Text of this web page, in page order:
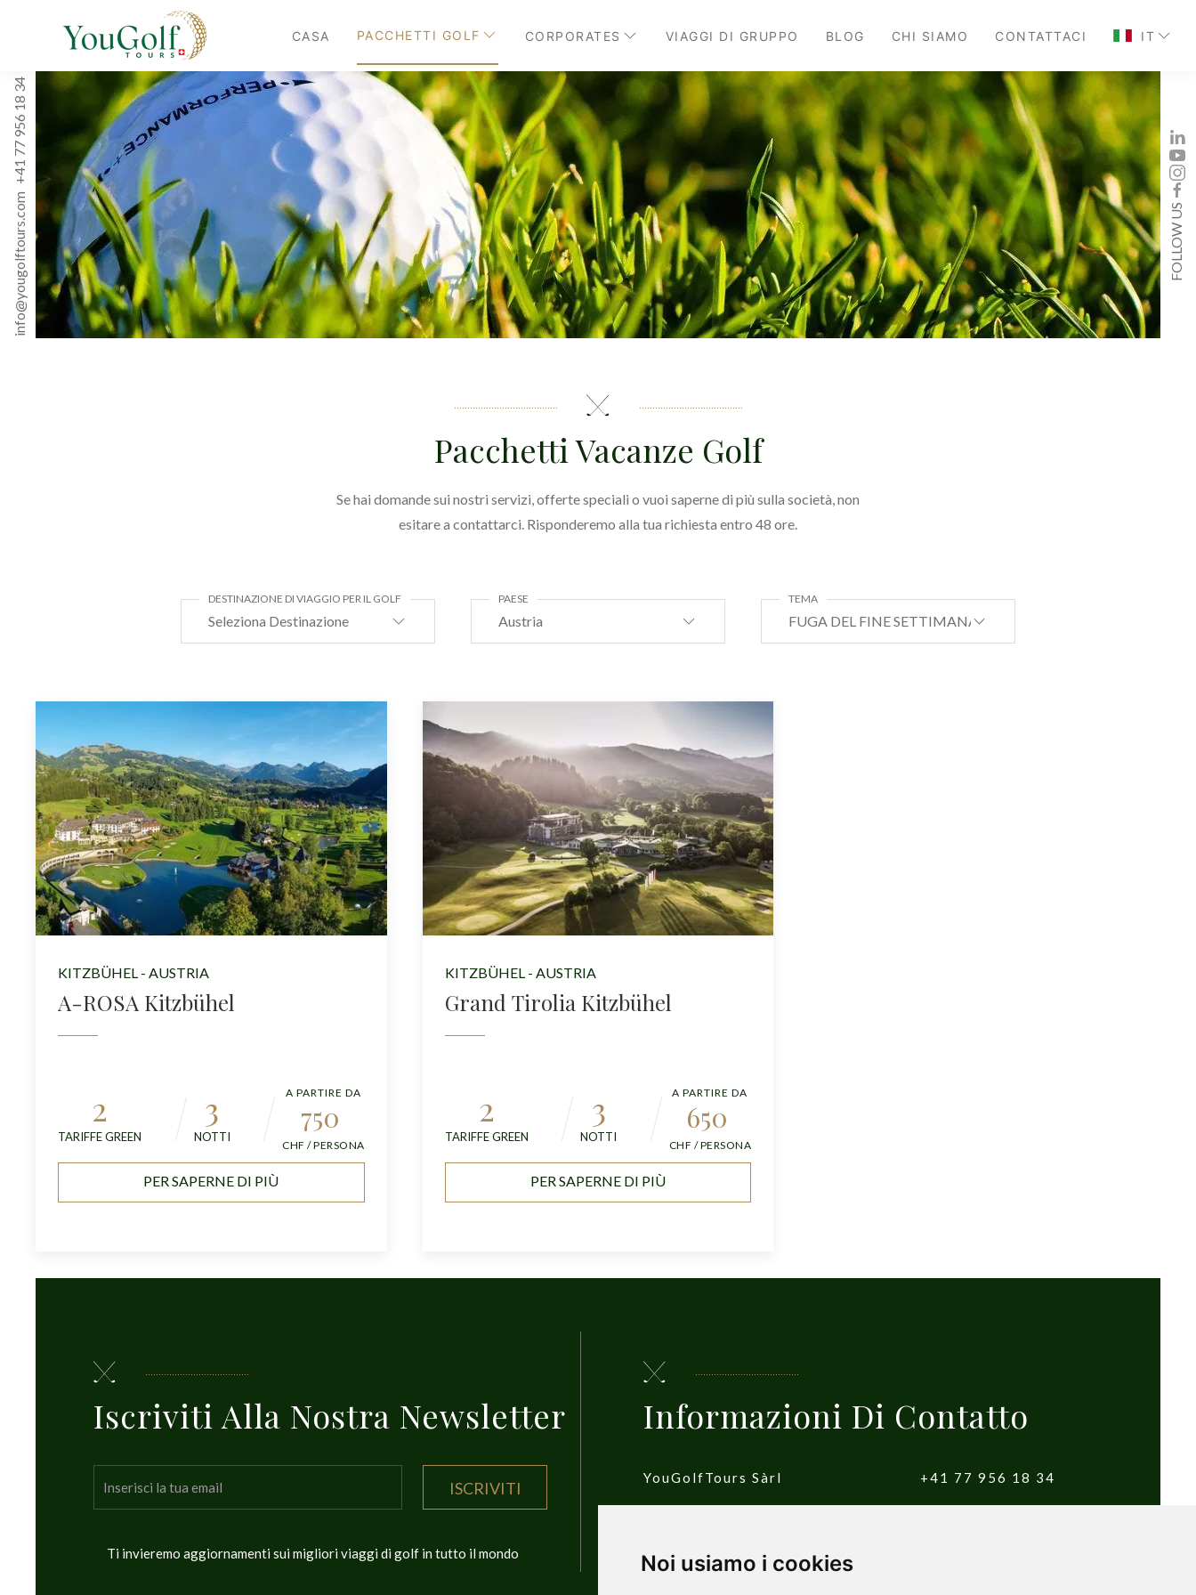
Noi usiamo i cookies
CASA PACCHETTI GOLF CORPORATES VIAGGI DI GRUPPO BLOG CHI SIAMO CONTATTACI IT
info@yougolftours.com
+41 77 956 18 34
FOLLOW US
Pacchetti Vacanze Golf
Se hai domande sui nostri servizi, offerte speciali o vuoi saperne di più sulla società, non
esitare a contattarci. Risponderemo alla tua richiesta entro 48 ore.
Seleziona Destinazione
DESTINAZIONE DI VIAGGIO PER IL GOLF
Austria
PAESE
FUGA DEL FINE SETTIMANA
TEMA
KITZBÜHEL - AUSTRIA
A-ROSA Kitzbühel
2
TARIFFE GREEN
3
NOTTI
A PARTIRE DA
750
CHF / PERSONA
PER SAPERNE DI PIÙ
KITZBÜHEL - AUSTRIA
Grand Tirolia Kitzbühel
2
TARIFFE GREEN
3
NOTTI
A PARTIRE DA
650
CHF / PERSONA
PER SAPERNE DI PIÙ
Iscriviti Alla Nostra Newsletter
ISCRIVITI
Ti invieremo aggiornamenti sui migliori viaggi di golf in tutto il mondo
Informazioni Di Contatto
YouGolfTours Sàrl +41 77 956 18 34
Privacy Policy